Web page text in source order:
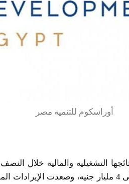
أوراسكوم للتنمية مصر
التشغيلية والمالية خلال